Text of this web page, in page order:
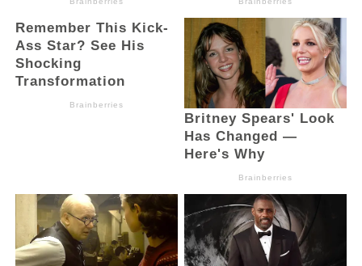
Sementara itu, Bupati Bolsel
menyampaikan dukungan penuh Pemda
terhadap tiga Ranperda inisiatif DPRD,